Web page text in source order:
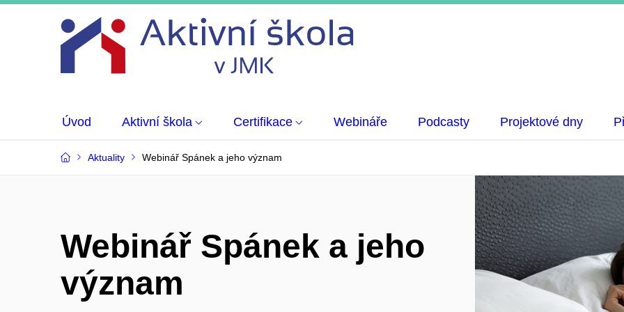
Úvod Aktivní škola Certifikace Webináře Podcasty Projektové dny
Aktuality Webinář Spánek a jeho význam
Webinář Spánek a jeho
význam